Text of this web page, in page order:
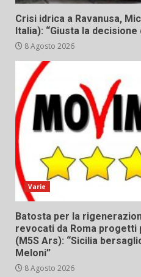
Crisi idrica a Ravanusa,
Italia): “Giusta la
8 Agosto 2026
Varie
Batosta per la
revocati da Roma progetti
(M5S Ars): “Sicilia
Meloni”
8 Agosto 2026